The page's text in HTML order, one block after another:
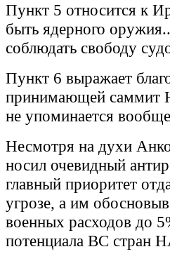
Пункт 5 относится к
быть ядерного
соблюдать свободу
Пункт 6 выражает
принимающей саммит
не упоминается
Несмотря на духи
носил очевидный
главный приоритет
угрозе, а им
военных расходов до
потенциала ВС стран